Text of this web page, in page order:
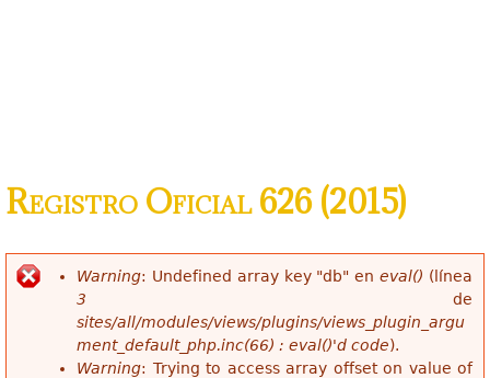
Registro Oficial 626 (2015)
Mensaje de error
Warning: Undefined array key "db" eneval() (línea
3 de
sites/all/modules/views/plugins/views_plugin_argu
ment_default_php.inc(66) : eval()'d code).
Warning: Trying to access array offset on value of